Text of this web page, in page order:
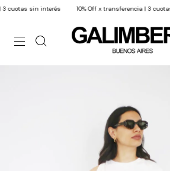
interés 10% Off x transferencia | 3 cuotas sin interés